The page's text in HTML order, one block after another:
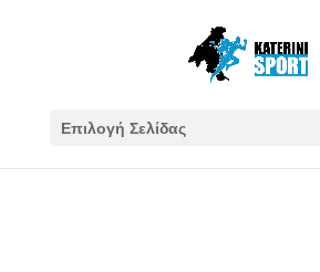
Επιλογή Σελίδας